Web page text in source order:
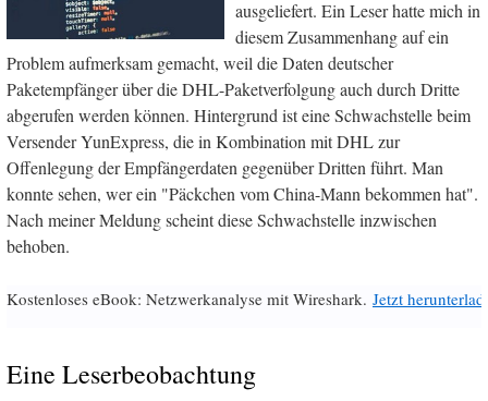
ausgeliefert. Ein Leser hatte mich in
diesem Zusammenhang auf ein
Problem aufmerksam gemacht, weil die Daten deutscher
Paketempfänger über die DHL-Paketverfolgung auch durch Dritte
abgerufen werden können. Hintergrund ist eine Schwachstelle beim
Versender YunExpress, die in Kombination mit DHL zur
Offenlegung der Empfängerdaten gegenüber Dritten führt. Man
konnte sehen, wer ein "Päckchen vom China-Mann bekommen hat".
Nach meiner Meldung scheint diese Schwachstelle inzwischen
behoben.
Kostenloses eBook: Netzwerkanalyse mit Wireshark. Jetzt
Eine Leserbeobachtung